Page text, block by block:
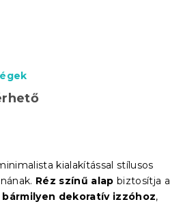
kialakítással stílusos
Réz színű alap biztosítja a
dekoratív izzóhoz,